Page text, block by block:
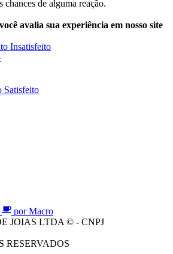
chances de alguma reação.
avalia sua experiência em nosso site
Insatisfeito
Satisfeito
por Macro
JOIAS LTDA © - CNPJ
RESERVADOS